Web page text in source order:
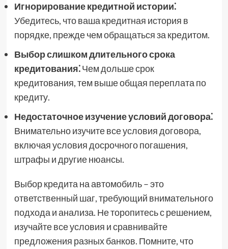
Игнорирование кредитной истории⁚
Убедитесь, что ваша кредитная история в
порядке, прежде чем обращаться за кредитом.
Выбор слишком длительного срока
кредитования⁚Чем дольше срок
кредитования, тем выше общая переплата по
кредиту.
Недостаточное изучение условий договора⁚
Внимательно изучите все условия договора,
включая условия досрочного погашения,
штрафы и другие нюансы.
Выбор кредита на автомобиль – это
ответственный шаг, требующий внимательного
подхода и анализа. Не торопитесь с решением,
изучайте все условия и сравнивайте
предложения разных банков. Помните, что